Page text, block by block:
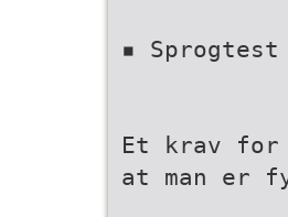
▪ Sprogtest
Et krav for
at man er